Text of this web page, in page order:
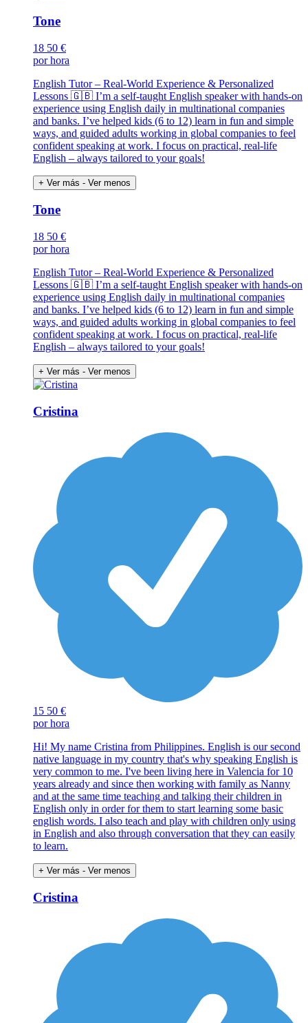
Tone
18 50 €
por hora
English Tutor – Real-World Experience & Personalized
Lessons 🇬🇧 I’m a self-taught English speaker with hands-on
experience using English daily in multinational companies
and banks. I’ve helped kids (6 to 12) learn in fun and simple
ways, and guided adults working in global companies to feel
confident speaking at work. I focus on practical, real-life
English – always tailored to your goals!
+ Ver más - Ver menos
Tone
18 50 €
por hora
English Tutor – Real-World Experience & Personalized
Lessons 🇬🇧 I’m a self-taught English speaker with hands-on
experience using English daily in multinational companies
and banks. I’ve helped kids (6 to 12) learn in fun and simple
ways, and guided adults working in global companies to feel
confident speaking at work. I focus on practical, real-life
English – always tailored to your goals!
+ Ver más - Ver menos
Cristina
15 50 €
por hora
Hi! My name Cristina from Philippines. English is our second
native language in my country that's why speaking English is
very common to me. I've been living here in Valencia for 10
years already and since then working with family as Nanny
and at the same time teaching and talking their children in
English only in order for them to start learning some basic
english words. I also teach and play with children only using
in English and also through conversation that they can easily
to learn.
+ Ver más - Ver menos
Cristina